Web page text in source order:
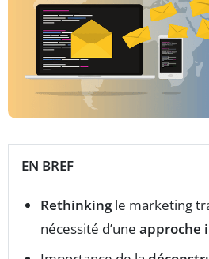
EN BREF
Rethinkingle marketing
nécessité d’une approche